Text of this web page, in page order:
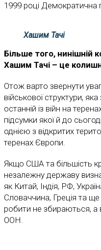
1999 році Демократична
Хашим Тачі
Більше того, нинішній
Хашим Тачі – це
Отож варто звернути
військової структури,
останній із війн на
підсумки якої й до
однією з відкритих
теренах Європи.
Якщо США та більшість
незалежну державу
як Китай, Індія, РФ,
Словаччина, Греція та
робити не збираються, а
ООН.